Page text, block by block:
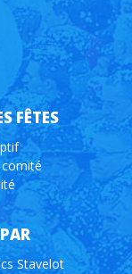
FÊTES
Stavelot